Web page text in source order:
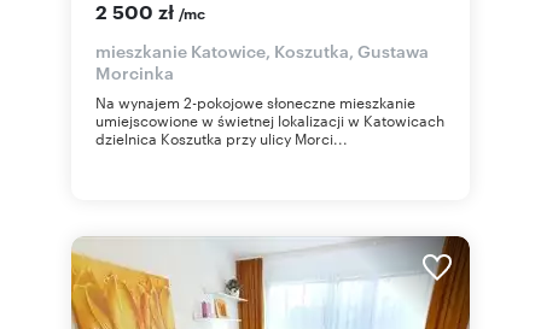
2 500 zł /mc
mieszkanie Katowice, Koszutka, Gustawa
Morcinka
Na wynajem 2-pokojowe słoneczne mieszkanie
umiejscowione w świetnej lokalizacji w Katowicach
dzielnica Koszutka przy ulicy Morci...